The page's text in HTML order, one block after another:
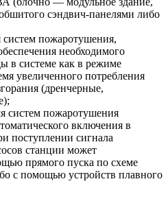
сэндвич-панелями либо
пожаротушения,
необходимого
в системе как в режиме
увеличенного потребления
(дренчерные,
систем пожаротушения
включения в
поступлении сигнала
станции может
прямого пуска по схеме
с помощью устройств плавного